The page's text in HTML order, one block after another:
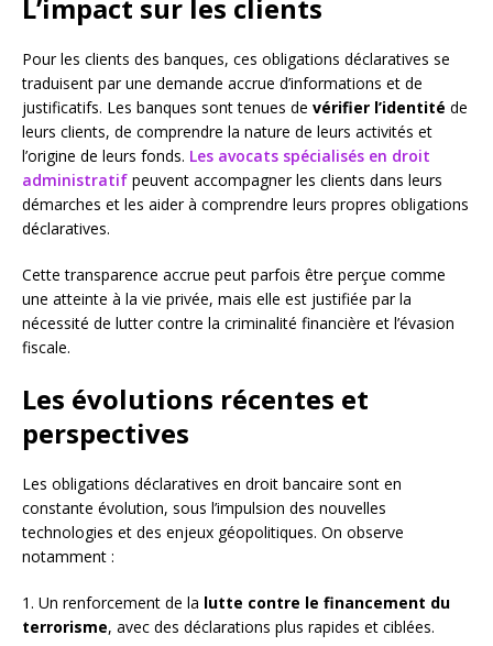
L’impact sur les clients
Pour les clients des banques, ces obligations déclaratives se
traduisent par une demande accrue d’informations et de
justificatifs. Les banques sont tenues de vérifier l’identité de
leurs clients, de comprendre la nature de leurs activités et
l’origine de leurs fonds. Les avocats spécialisés en droit
administratif peuvent accompagner les clients dans leurs
démarches et les aider à comprendre leurs propres obligations
déclaratives.
Cette transparence accrue peut parfois être perçue comme
une atteinte à la vie privée, mais elle est justifiée par la
nécessité de lutter contre la criminalité financière et l’évasion
fiscale.
Les évolutions récentes et
perspectives
Les obligations déclaratives en droit bancaire sont en
constante évolution, sous l’impulsion des nouvelles
technologies et des enjeux géopolitiques. On observe
notamment :
1. Un renforcement de la lutte contre le financement du
terrorisme, avec des déclarations plus rapides et ciblées.